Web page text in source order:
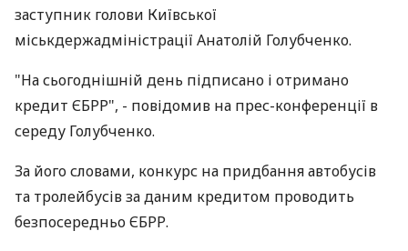
заступник голови Київської
міськдержадміністрації Анатолій Голубченко.
"На сьогоднішній день підписано і отримано
кредит ЄБРР", - повідомив на прес-конференції в
середу Голубченко.
За його словами, конкурс на придбання автобусів
та тролейбусів за даним кредитом проводить
безпосередньо ЄБРР.